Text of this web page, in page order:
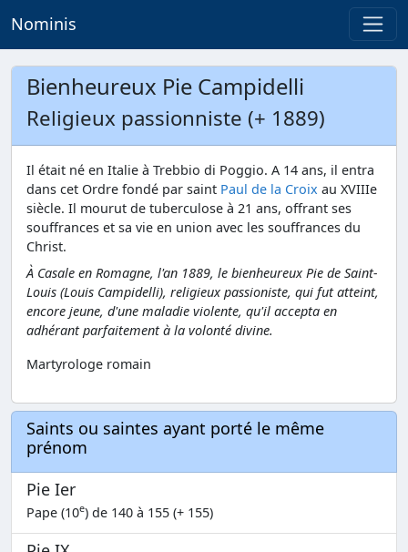
Nominis
Bienheureux Pie Campidelli
Religieux passionniste (+ 1889)
Il était né en Italie à Trebbio di Poggio. A 14 ans, il entra
dans cet Ordre fondé par saint Paul de la Croix au XVIIIe
siècle. Il mourut de tuberculose à 21 ans, offrant ses
souffrances et sa vie en union avec les souffrances du
Christ.
À Casale en Romagne, l'an 1889, le bienheureux Pie de Saint-
Louis (Louis Campidelli), religieux passioniste, qui fut atteint,
encore jeune, d'une maladie violente, qu'il accepta en
adhérant parfaitement à la volonté divine.
Martyrologe romain
Saints ou saintes ayant porté le même
prénom
Pie Ier
Pape (10e) de 140 à 155 (+ 155)